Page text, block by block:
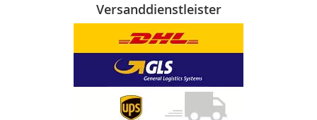
Versanddienstleister